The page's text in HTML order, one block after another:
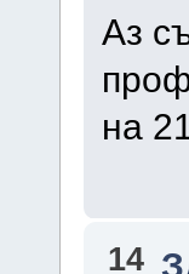
Аз
на
14